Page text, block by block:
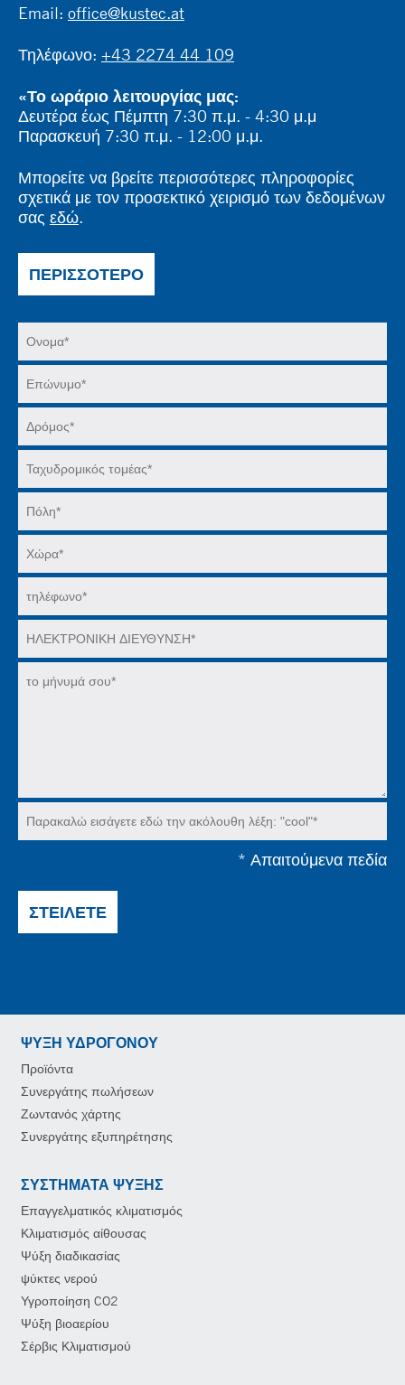
Email: office@kustec.at
Τηλέφωνο: +43 2274 44 109
«Το ωράριο λειτουργίας μας:
Δευτέρα έως Πέμπτη 7:30 π.μ. - 4:30 μ.μ
Παρασκευή 7:30 π.μ. - 12:00 μ.μ.
Μπορείτε να βρείτε περισσότερες πληροφορίες
σχετικά με τον προσεκτικό χειρισμό των δεδομένων
σας εδώ.
ΠΕΡΙΣΣΌΤΕΡΟ
* Απαιτούμενα πεδία
ΣΤΕΊΛΕΤΕ
ΨΎΞΗ ΥΔΡΟΓΌΝΟΥ
Προϊόντα
Συνεργάτης πωλήσεων
Ζωντανός χάρτης
Συνεργάτης εξυπηρέτησης
ΣΥΣΤΉΜΑΤΑ ΨΎΞΗΣ
Επαγγελματικός κλιματισμός
Κλιματισμός αίθουσας
Ψύξη διαδικασίας
ψύκτες νερού
Υγροποίηση CO2
Ψύξη βιοαερίου
Σέρβις Κλιματισμού